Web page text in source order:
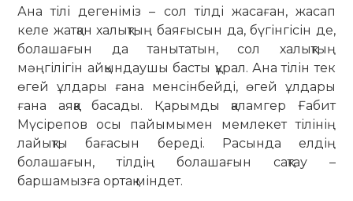
Ана тілі дегеніміз – сол тілді жасаған, жасап
келе жатқан халықтың баяғысын да, бүгінгісін де,
болашағын да танытатын, сол халықтың
мәңгілігін айқындаушы басты құрал. Ана тілін тек
өгей ұлдары ғана менсінбейді, өгей ұлдары
ғана аяққа басады. Қарымды қаламгер Ғабит
Мүсірепов осы пайымымен мемлекет тілінің
лайықты бағасын береді. Расында елдің
болашағын, тілдің болашағын сақтау –
баршамызға ортақ міндет.